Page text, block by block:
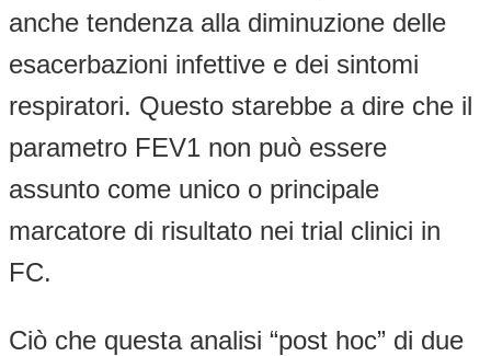
anche tendenza alla diminuzione delle
esacerbazioni infettive e dei sintomi
respiratori. Questo starebbe a dire che il
parametro FEV1 non può essere
assunto come unico o principale
marcatore di risultato nei trial clinici in
FC.
Ciò che questa analisi “post hoc” di due